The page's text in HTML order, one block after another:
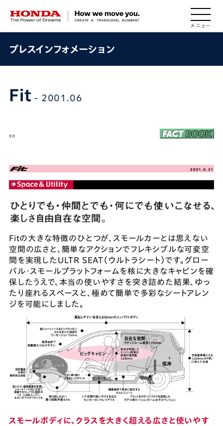
HONDA The Power of Dreams
プレスインフォメーション
Fit - 2001.06
Fitの大きな特徴のひとつが、スモールカーとは思えない
空間の広さと、簡単なアクションでフレキシブルな可変空
間を実現したULTR SEAT（ウルトラシート）です。グロー
バル・スモールプラットフォームを核に大きなキャビンを確
保したうえで、本当の使いやすさを突き詰めた結果、ゆっ
たり座れるスペースと、極めて簡単で多彩なシートアレン
ジを可能にしました。
スモールボディに、クラスを大きく超える広さと使いやす